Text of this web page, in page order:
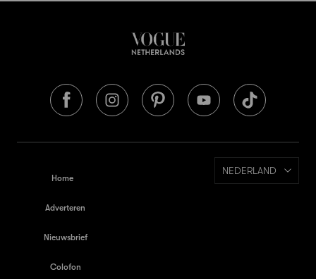
Home
Adverteren
Nieuwsbrief
Colofon
NEDERLAND